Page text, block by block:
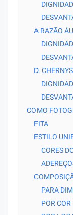
A RAZÃO
D.
COMO
FITA
ESTILO
CORES
PARA
POR COR